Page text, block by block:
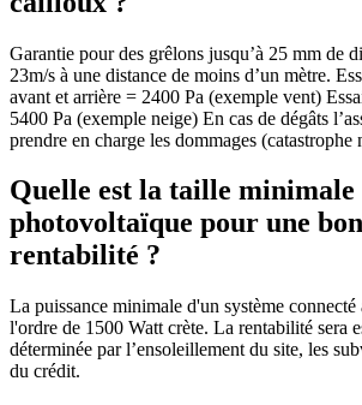
Garantie pour des grêlons jusqu’à 25 mm de
23m/s à une distance de moins d’un mètre.
avant et arrière = 2400 Pa (exemple vent)
5400 Pa (exemple neige) En cas de dégâts
prendre en charge les dommages (catastrophe
Quelle est la taille minimale
photovoltaïque pour une
rentabilité ?
La puissance minimale d'un système connecté
l'ordre de 1500 Watt crète. La rentabilité sera
déterminée par l’ensoleillement du site, les
du crédit.